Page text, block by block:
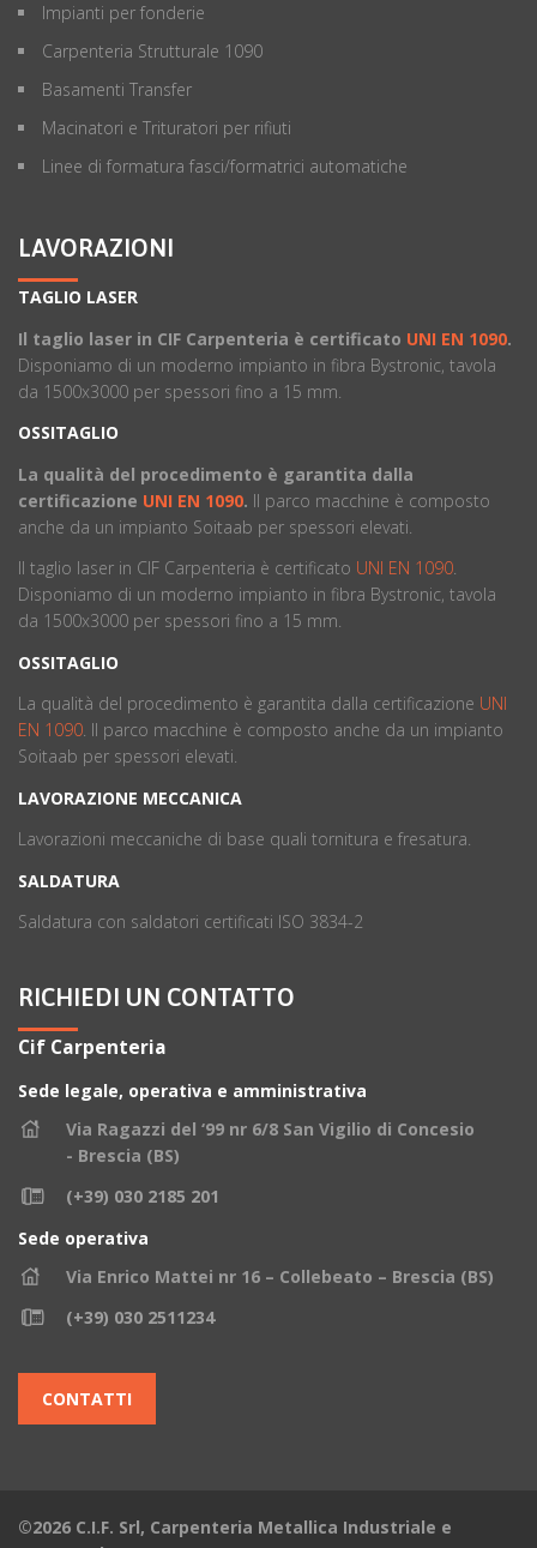
Impianti per fonderie
Carpenteria Strutturale 1090
Basamenti Transfer
Macinatori e Trituratori per rifiuti
Linee di formatura fasci/formatrici automatiche
LAVORAZIONI
TAGLIO LASER
Il taglio laser in CIF Carpenteria è certificato UNI EN 1090.
Disponiamo di un moderno impianto in fibra Bystronic, tavola
da 1500x3000 per spessori fino a 15 mm.
OSSITAGLIO
La qualità del procedimento è garantita dalla
certificazione UNI EN 1090. ll parco macchine è composto
anche da un impianto Soitaab per spessori elevati.
Il taglio laser in CIF Carpenteria è certificato UNI EN 1090.
Disponiamo di un moderno impianto in fibra Bystronic, tavola
da 1500x3000 per spessori fino a 15 mm.
OSSITAGLIO
La qualità del procedimento è garantita dalla certificazione UNI
EN 1090. ll parco macchine è composto anche da un impianto
Soitaab per spessori elevati.
LAVORAZIONE MECCANICA
Lavorazioni meccaniche di base quali tornitura e fresatura.
SALDATURA
Saldatura con saldatori certificati ISO 3834-2
RICHIEDI UN CONTATTO
Cif Carpenteria
Sede legale, operativa e amministrativa
Via Ragazzi del ‘99 nr 6/8 San Vigilio di Concesio
- Brescia (BS)
(+39) 030 2185 201
Sede operativa
Via Enrico Mattei nr 16 – Collebeato – Brescia (BS)
(+39) 030 2511234
CONTATTI
©2026 C.I.F. Srl, Carpenteria Metallica Industriale e